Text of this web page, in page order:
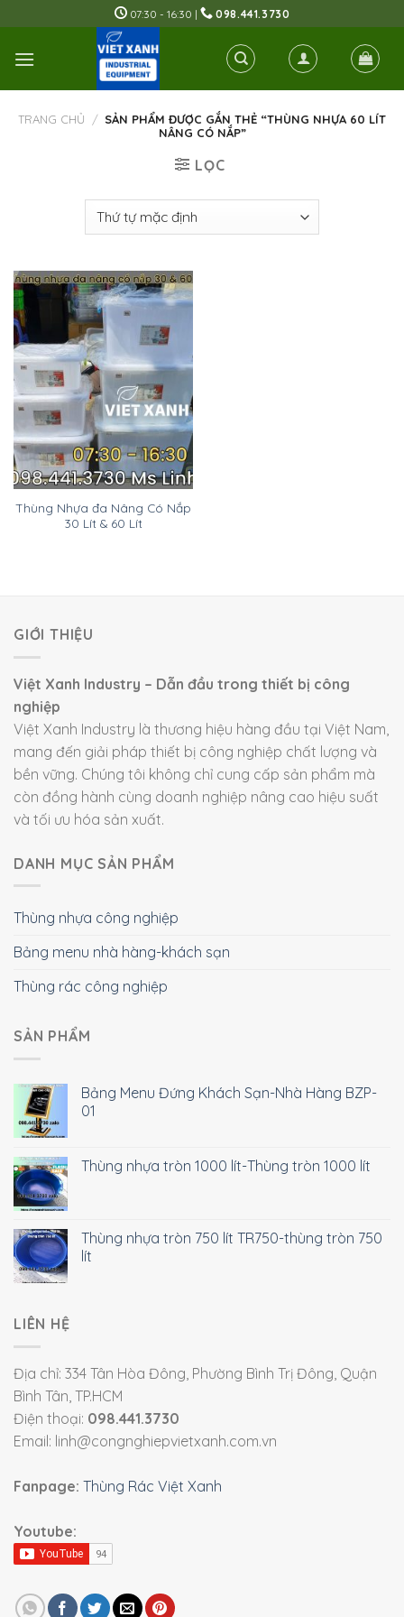
to
content
07:30 - 16:30 | 098.441.3730
TRANG CHỦ / SẢN PHẨM ĐƯỢC GẮN THẺ “THÙNG NHỰA 60 LÍT
NÂNG CÓ NẮP”
LỌC
Thùng Nhựa đa Nâng Có Nắp
30 Lít & 60 Lít
GIỚI THIỆU
Việt Xanh Industry – Dẫn đầu trong thiết bị công
nghiệp
Việt Xanh Industry là thương hiệu hàng đầu tại Việt Nam,
mang đến giải pháp thiết bị công nghiệp chất lượng và
bền vững. Chúng tôi không chỉ cung cấp sản phẩm mà
còn đồng hành cùng doanh nghiệp nâng cao hiệu suất
và tối ưu hóa sản xuất.
DANH MỤC SẢN PHẨM
Thùng nhựa công nghiệp
Bảng menu nhà hàng-khách sạn
Thùng rác công nghiệp
SẢN PHẨM
Bảng Menu Đứng Khách Sạn-Nhà Hàng BZP-
01
Thùng nhựa tròn 1000 lít-Thùng tròn 1000 lít
Thùng nhựa tròn 750 lít TR750-thùng tròn 750
lít
LIÊN HỆ
Địa chỉ: 334 Tân Hòa Đông, Phường Bình Trị Đông, Quận
Bình Tân, TP.HCM
Điện thoại: 098.441.3730
Email: linh@congnghiepvietxanh.com.vn
Fanpage: Thùng Rác Việt Xanh
Youtube: